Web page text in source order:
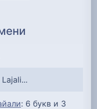
Lajali...
: 6 букв и 3